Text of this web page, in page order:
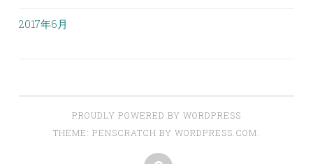
2017年6月
PROUDLY POWERED BY WORDPRESS
THEME: PENSCRATCH BY WORDPRESS.COM